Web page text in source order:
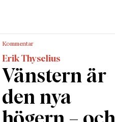
Kommentar
Erik Thyselius
Vänstern är
den nya